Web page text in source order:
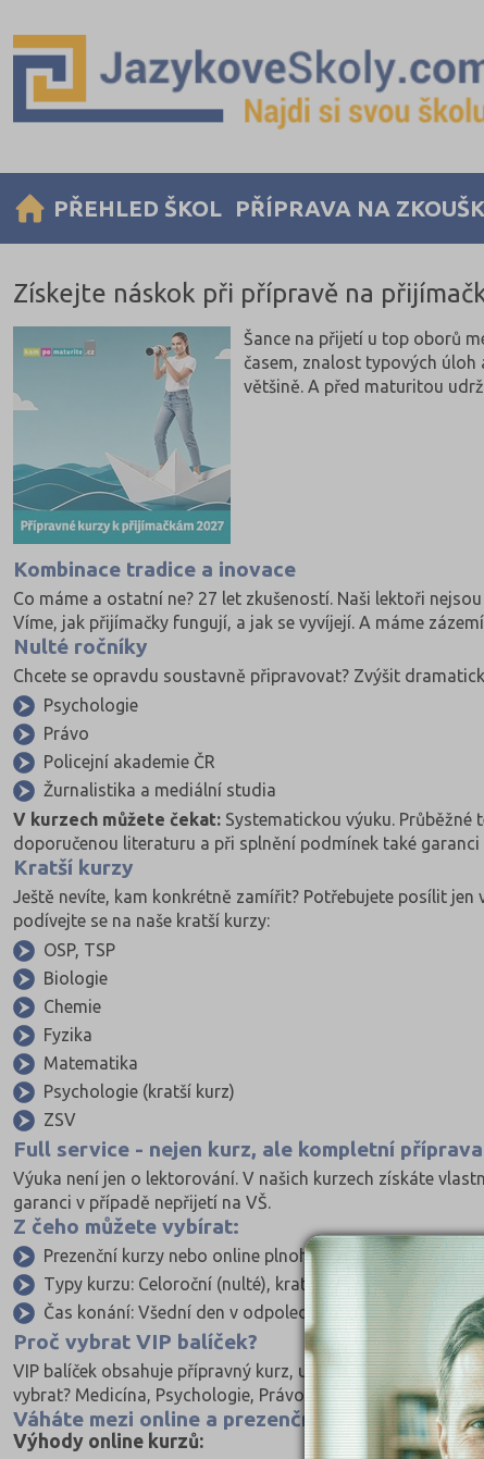
PŘEHLED ŠKOL PŘÍPRAVA NA
Získejte náskok při přípravě na
Šance na přijetí u top oborů
časem, znalost typových úloh
většině. A před maturitou
Kombinace tradice a inovace
Co máme a ostatní ne? 27 let zkušeností. Naši lektoři
Víme, jak přijímačky fungují, a jak se vyvíjejí. A máme
Nulté ročníky
Chcete se opravdu soustavně připravovat? Zvýšit
Psychologie
Právo
Policejní akademie ČR
Žurnalistika a mediální studia
V kurzech můžete čekat: Systematickou výuku. Průběžné
doporučenou literaturu a při splnění podmínek také garanci
Kratší kurzy
Ještě nevíte, kam konkrétně zamířit? Potřebujete posílit
podívejte se na naše kratší kurzy:
OSP, TSP
Biologie
Chemie
Fyzika
Matematika
Psychologie (kratší kurz)
ZSV
Full service - nejen kurz, ale kompletní příprava
Výuka není jen o lektorování. V našich kurzech získáte
garanci v případě nepřijetí na VŠ.
Z čeho můžete vybírat:
Prezenční kurzy nebo online plnohodnotná varianta =
Typy kurzu: Celoroční (nulté), kratší kurzy, jednotlivé
Čas konání: Všední den v odpoledních hodinách nebo
Proč vybrat VIP balíček?
VIP balíček obsahuje přípravný kurz, učebnice doporučené
vybrat? Medicína, Psychologie, Právo, Policejní akademie
Váháte mezi online a prezenčním kurzem?
Výhody online kurzů: